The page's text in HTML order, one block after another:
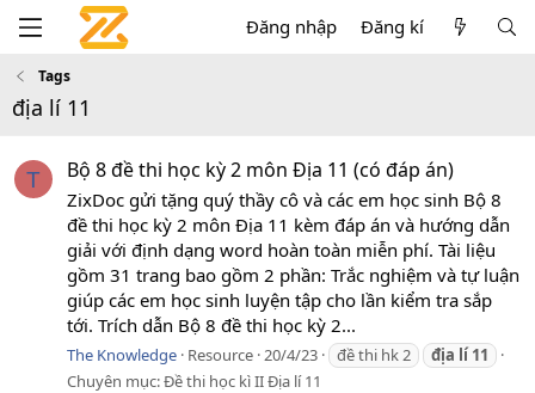
Đăng nhập Đăng kí
Tags
địa lí 11
T Bộ 8 đề thi học kỳ 2 môn Địa 11 (có đáp án)
ZixDoc gửi tặng quý thầy cô và các em học sinh Bộ 8
đề thi học kỳ 2 môn Địa 11 kèm đáp án và hướng dẫn
giải với định dạng word hoàn toàn miễn phí. Tài liệu
gồm 31 trang bao gồm 2 phần: Trắc nghiệm và tự luận
giúp các em học sinh luyện tập cho lần kiểm tra sắp
tới. Trích dẫn Bộ 8 đề thi học kỳ 2...
The Knowledge Resource 20/4/23 đề thi hk 2 địa lí 11
Chuyên mục:Đề thi học kì II Địa lí 11